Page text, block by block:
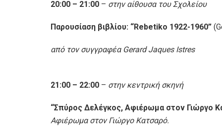
20:00 – 21:00 – στην αίθουσα του Σχολείου
Παρουσίαση βιβλίου: “Rebetiko 1922-1960”
από τον συγγραφέα Gerard Jaques Istres
21:00 – 22:00 – στην κεντρική σκηνή
“Σπύρος Δελέγκος, Αφιέρωμα στον Γιώργο
Αφιέρωμα στον Γιώργο Κατσαρό.